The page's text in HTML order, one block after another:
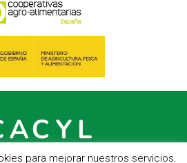
para mejorar nuestros servicios.